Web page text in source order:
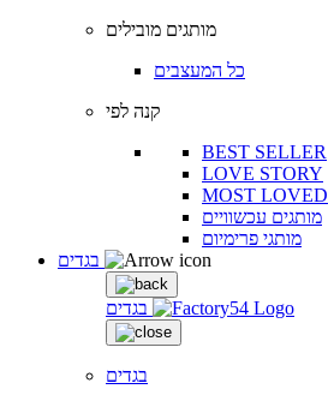
מותגים מובילים
כל המעצבים
קנה לפי
BEST SELLER
LOVE STORY
MOST LOVED
מותגים עכשוויים
מותגי פרימיום
בגדים
בגדים